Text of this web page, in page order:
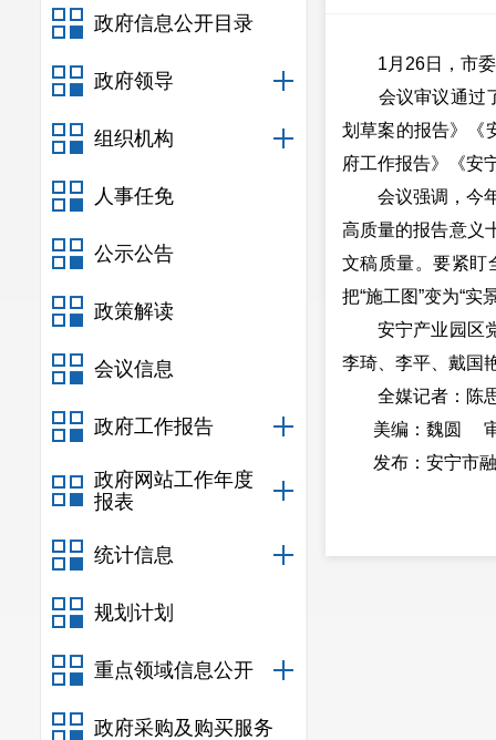
政府信息公开目录
政府领导
组织机构
人事任免
公示公告
政策解读
会议信息
政府工作报告
政府网站工作年度
报表
统计信息
规划计划
重点领域信息公开
政府采购及购买服务
1月26日，市委
会议审议通过了
划草案的报告》《
府工作报告》《安
会议强调，今年
高质量的报告意义
文稿质量。要紧盯
把“施工图”变为“
安宁产业园区党
李琦、李平、戴国
全媒记者：陈
美编：魏圆 审
发布：安宁市融